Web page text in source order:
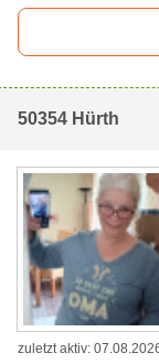
50354 Hürth
zuletzt aktiv: